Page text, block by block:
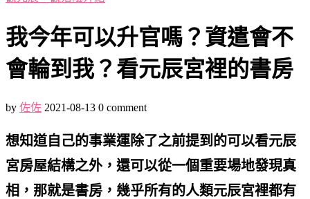
我今年可以升官嗎？資遣會不
會輪到我？看元辰宮裡的書房
by 佐佐 2021-08-13 0 comment
想知道自己的事業運除了之前提到的可以看元辰
宮房屋結構之外，還可以從一個重要場地發現真
相，那就是書房，幾乎所有的人類元辰宮裡都有